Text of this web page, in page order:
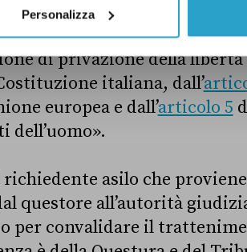
Personalizza
italiano e albanese,
italiane. Il
di privazione della libertà
italiana, dall’
europea e dall’articolo 5
dell’uomo».
asilo che proviene
questore all’autorità
per convalidare il